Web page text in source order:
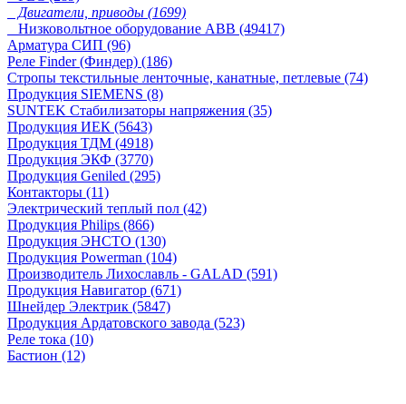
Двигатели, приводы (1699)
Низковольтное оборудование ABB (49417)
Арматура СИП (96)
Реле Finder (Финдер) (186)
Стропы текстильные ленточные, канатные, петлевые (74)
Продукция SIEMENS (8)
SUNTEK Стабилизаторы напряжения (35)
Продукция ИЕК (5643)
Продукция ТДМ (4918)
Продукция ЭКФ (3770)
Продукция Geniled (295)
Контакторы (11)
Электрический теплый пол (42)
Продукция Philips (866)
Продукция ЭНСТО (130)
Продукция Powerman (104)
Производитель Лихославль - GALAD (591)
Продукция Навигатор (671)
Шнейдер Электрик (5847)
Продукция Ардатовского завода (523)
Реле тока (10)
Бастион (12)